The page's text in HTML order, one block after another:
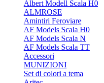
Albert Modell Scala H0
ALMROSE
Amintiri Feroviare
AF Models Scala H0
AF Models Scala N
AF Models Scala TT
Accessori
MUNIZIONI
Set di colori a tema